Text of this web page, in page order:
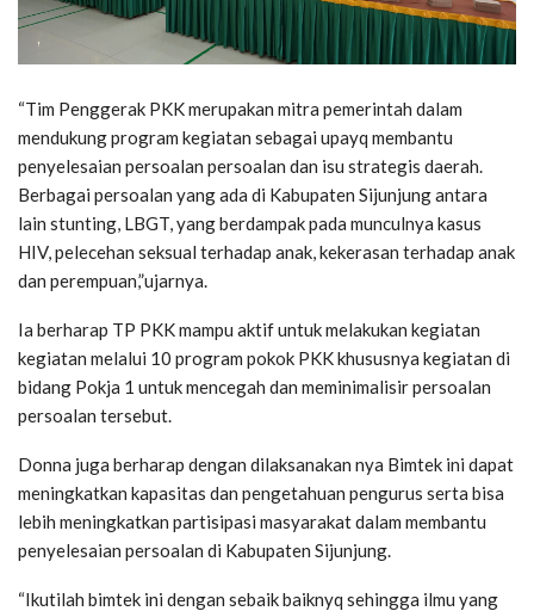
“Tim Penggerak PKK merupakan mitra pemerintah dalam
mendukung program kegiatan sebagai upayq membantu
penyelesaian persoalan persoalan dan isu strategis daerah.
Berbagai persoalan yang ada di Kabupaten Sijunjung antara
lain stunting, LBGT, yang berdampak pada munculnya kasus
HIV, pelecehan seksual terhadap anak, kekerasan terhadap anak
dan perempuan,”ujarnya.
Ia berharap TP PKK mampu aktif untuk melakukan kegiatan
kegiatan melalui 10 program pokok PKK khususnya kegiatan di
bidang Pokja 1 untuk mencegah dan meminimalisir persoalan
persoalan tersebut.
Donna juga berharap dengan dilaksanakan nya Bimtek ini dapat
meningkatkan kapasitas dan pengetahuan pengurus serta bisa
lebih meningkatkan partisipasi masyarakat dalam membantu
penyelesaian persoalan di Kabupaten Sijunjung.
“Ikutilah bimtek ini dengan sebaik baiknyq sehingga ilmu yang